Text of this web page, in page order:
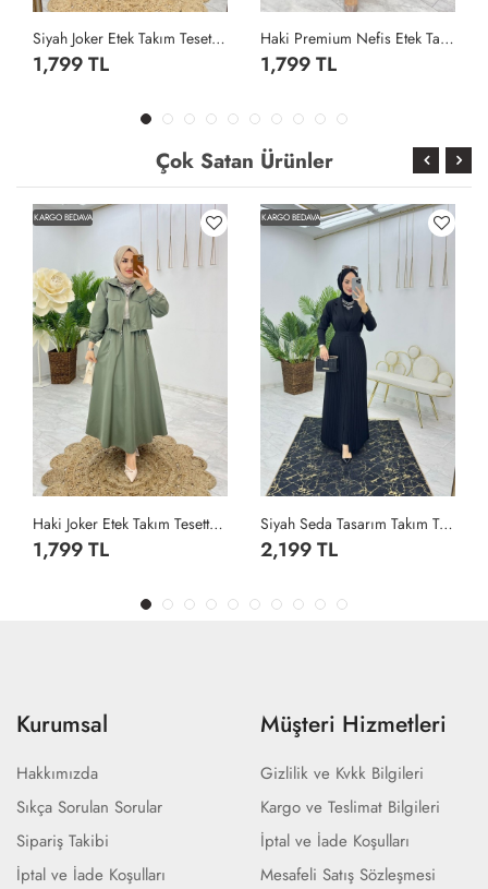
Siyah Joker Etek Takım Tesettür Giyim Siyah
1,799 TL
Haki Premium Nefis Etek Takım Tesettür Giyim Haki
1,799 TL
Çok Satan Ürünler
KARGO BEDAVA
Haki Joker Etek Takım Tesettür Giyim Haki
1,799 TL
KARGO BEDAVA
Siyah Seda Tasarım Takım Tesettür Giyim Siyah
2,199 TL
Kurumsal
Hakkımızda
Sıkça Sorulan Sorular
Sipariş Takibi
İptal ve İade Koşulları
Müşteri Hizmetleri
Gizlilik ve Kvkk Bilgileri
Kargo ve Teslimat Bilgileri
İptal ve İade Koşulları
Mesafeli Satış Sözleşmesi